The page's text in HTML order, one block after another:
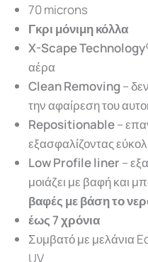
70 microns
Γκρι μόνιμη κόλλα
X-Scape
αέρα
Clean Removing –
την αφαίρεση του
Repositionable–
εξασφαλίζοντας
Low Profile liner –
μοιάζει με βαφή και
βαφές με βάση το
έως 7 χρόνια
Συμβατό με μελάνια
UV